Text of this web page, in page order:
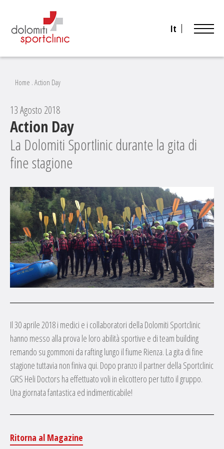
It
Home . Action Day
13 Agosto 2018
Action Day
La Dolomiti Sportlinic durante la gita di
fine stagione
Il 30 aprile 2018 i medici e i collaboratori della Dolomiti Sportclinic
hanno messo alla prova le loro abilità sportive e di team building
remando su gommoni da rafting lungo il fiume Rienza. La gita di fine
stagione tuttavia non finiva qui. Dopo pranzo il partner della Sportclinic
GRS Heli Doctors ha effettuato voli in elicottero per tutto il gruppo.
Una giornata fantastica ed indimenticabile!
Ritorna al Magazine